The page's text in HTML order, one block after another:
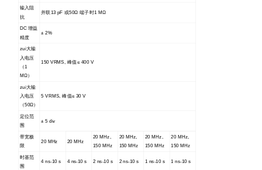
输入阻
抗
并联13 pF 或50Ω 端子时1 MΩ
DC增益
精度
± 2%
zui大输
入电压
（1
MΩ）
150 VRMS,峰值≤ 400 V
zui大输
入电压
（50Ω）
5 VRMS,峰值≤ 30 V
定位范
围
± 5 div
带宽极
限
20 MHz 20 MHz
20 MHz,
150 MHz
20 MHz,
150 MHz
20 MHz,
150 MHz
20 MHz,
150 MHz
时基范
围
4 ns-10 s 4 ns-10 s 2 ns-10 s 2 ns-10 s 1 ns-10 s 1 ns-10 s